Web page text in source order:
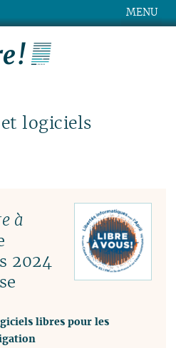
MENU
logiciels
à
2024
libres pour les